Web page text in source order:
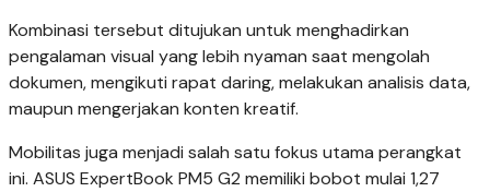
Kombinasi tersebut ditujukan untuk menghadirkan
pengalaman visual yang lebih nyaman saat mengolah
dokumen, mengikuti rapat daring, melakukan analisis data,
maupun mengerjakan konten kreatif.
Mobilitas juga menjadi salah satu fokus utama perangkat
ini. ASUS ExpertBook PM5 G2 memiliki bobot mulai 1,27